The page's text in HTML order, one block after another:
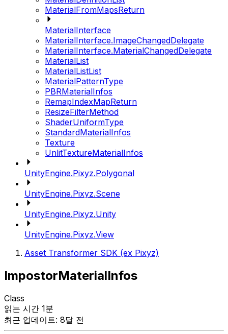
MaterialFromMapsReturn
MaterialInterface
MaterialInterface.ImageChangedDelegate
MaterialInterface.MaterialChangedDelegate
MaterialList
MaterialListList
MaterialPatternType
PBRMaterialInfos
RemapIndexMapReturn
ResizeFilterMethod
ShaderUniformType
StandardMaterialInfos
Texture
UnlitTextureMaterialInfos
UnityEngine.Pixyz.Polygonal
UnityEngine.Pixyz.Scene
UnityEngine.Pixyz.Unity
UnityEngine.Pixyz.View
Asset Transformer SDK (ex Pixyz)
ImpostorMaterialInfos
Class
읽는 시간 1분
최근 업데이트: 8달 전